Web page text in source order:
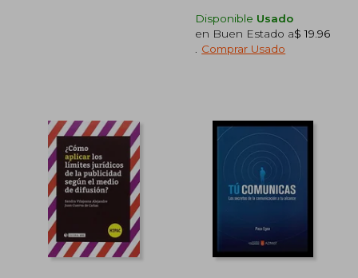
Disponible Usado
en Buen Estado a$ 19.96
Comprar Usado